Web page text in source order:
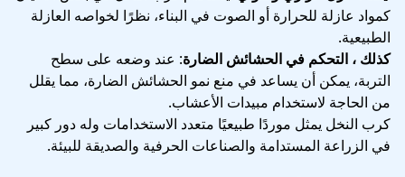
كمواد عازلة للحرارة أو الصوت في البناء، نظرًا لخواصه العازلة
الطبيعية.
كذلك ، التحكم في الحشائش الضارة: عند وضعه على سطح
التربة، يمكن أن يساعد في منع نمو الحشائش الضارة، مما يقلل
من الحاجة لاستخدام مبيدات الأعشاب.
كرب النخل يمثل موردًا طبيعيًا متعدد الاستخدامات وله دور كبير
في الزراعة المستدامة والصناعات الحرفية والصديقة للبيئة.